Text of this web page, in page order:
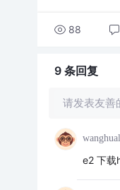
88
9 条回复
请发表友
e2 下